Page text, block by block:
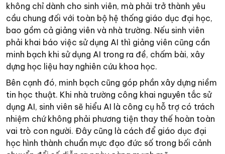
không chỉ dành cho sinh viên, mà phải trở thành yêu
cầu chung đối với toàn bộ hệ thống giáo dục đại học,
bao gồm cả giảng viên và nhà trường. Nếu sinh viên
phải khai báo việc sử dụng AI thì giảng viên cũng cần
minh bạch khi sử dụng AI trong ra đề, chấm bài, xây
dựng học liệu hay nghiên cứu khoa học.
Bên cạnh đó, minh bạch cũng góp phần xây dựng niềm
tin học thuật. Khi nhà trường công khai nguyên tắc sử
dụng AI, sinh viên sẽ hiểu AI là công cụ hỗ trợ có trách
nhiệm chứ không phải phương tiện thay thế hoàn toàn
vai trò con người. Đây cũng là cách để giáo dục đại
học hình thành chuẩn mực đạo đức số trong bối cảnh